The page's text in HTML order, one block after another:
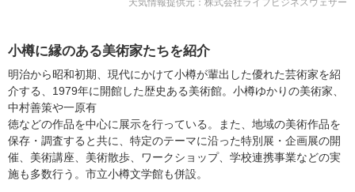
小樽に縁のある美術家たちを紹介
明治から昭和初期、現代にかけて小樽が輩出した優れた芸術家を紹
介する、1979年に開館した歴史ある美術館。小樽ゆかりの美術家、
中村善策や一原有
徳などの作品を中心に展示を行っている。また、地域の美術作品を
保存・調査すると共に、特定のテーマに沿った特別展・企画展の開
催、美術講座、美術散歩、ワークショップ、学校連携事業などの実
施も多数行う。市立小樽文学館も併設。